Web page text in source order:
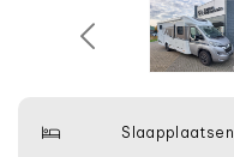
Slaapplaatsen